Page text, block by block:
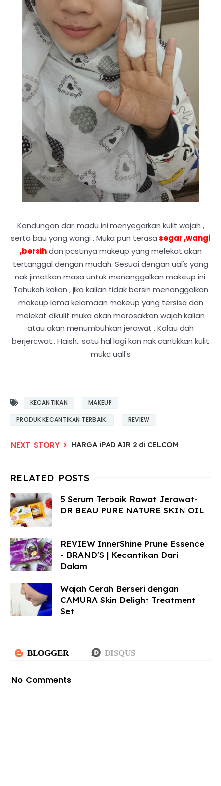
Kandungan dari madu ini menyegarkan kulit wajah ,
serta bau yang wangi . Muka pun terasasegar ,wangi
,bersihdan pastinya makeup yang melekat akan
tertanggal dengan mudah. Sesuai dengan ual's yang
nak jimatkan masa untuk menanggalkan makeup ini.
Tahukah kalian , jika kalian tidak bersih menanggalkan
makeup lama kelamaan makeup yang tersisa dan
melekat dikulit muka akan merosakkan wajah kalian
atau akan menumbuhkan jerawat . Kalau dah
berjerawat.. Haish.. satu hal lagi kan nak cantikkan kulit
muka uall's
KECANTIKAN MAKEUP
PRODUK KECANTIKAN TERBAIK. REVIEW
HARGA iPAD AIR 2 di CELCOM
5 Serum Terbaik Rawat Jerawat-
DR BEAU PURE NATURE SKIN OIL
REVIEW InnerShine Prune Essence
- BRAND'S | Kecantikan Dari
Dalam
Wajah Cerah Berseri dengan
CAMURA Skin Delight Treatment
Set
No Comments